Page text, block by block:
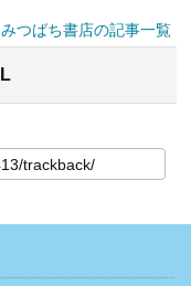
つばち書店の記事一覧